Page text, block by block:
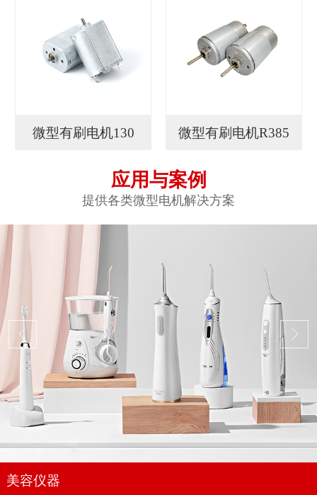
微型有刷电机130 微型有刷电机R385
应用与案例
提供各类微型电机解决方案
美容仪器